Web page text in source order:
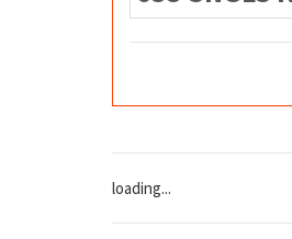
loading...